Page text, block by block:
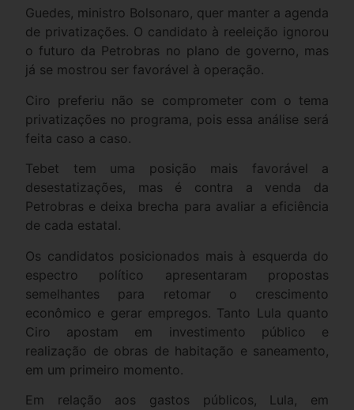
Guedes, ministro Bolsonaro, quer manter a agenda
de privatizações. O candidato à reeleição ignorou
o futuro da Petrobras no plano de governo, mas
já se mostrou ser favorável à operação.
Ciro preferiu não se comprometer com o tema
privatizações no programa, pois essa análise será
feita caso a caso.
Tebet tem uma posição mais favorável a
desestatizações, mas é contra a venda da
Petrobras e deixa brecha para avaliar a eficiência
de cada estatal.
Os candidatos posicionados mais à esquerda do
espectro político apresentaram propostas
semelhantes para retomar o crescimento
econômico e gerar empregos. Tanto Lula quanto
Ciro apostam em investimento público e
realização de obras de habitação e saneamento,
em um primeiro momento.
Em relação aos gastos públicos, Lula, em